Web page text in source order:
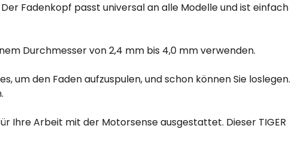
Fadenkopf passt universal an alle Modelle und ist einfach
Durchmesser von 2,4 mm bis 4,0 mm verwenden.
um den Faden aufzuspulen, und schon können Sie loslegen.
Ihre Arbeit mit der Motorsense ausgestattet. Dieser TIGER